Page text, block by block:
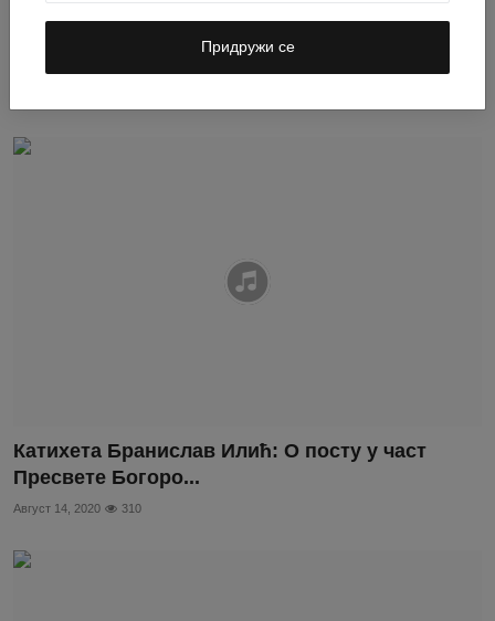
Придружи се
Катихета Бранислав Илић: Свети Василије
Катихета Бранислав Илић: О посту у част
Пресвете Богоро...
Август 14, 2020 310